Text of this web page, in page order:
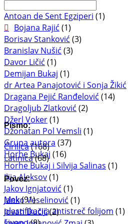
Antoan de Sent Egziperi (1)
Bojana Rajić (1)
Borisav Stanković (3)
Branislav Nušić (3)
Davor Ličić (1)
Demijan Bukaj (1)
dr Artea Panajotović i Sonja Žikić
Dragana Pejić Ranđelović (14)
Dragoljub Zlatković (2)
Džerl Voker(1)
Džonatan Pol Vemsli (1)
Grupa autora (37)
Horhe Bukaj (16)
Horhe Bukaj i Silvija Salinas (1)
Ilija Aleksov(1)
Jakov Ignjatović (1)
Janko Veselinović (1)
Jovan Dučić(2)
Pismo:
Ćirilica(168)
Latinica(68)
Povez:
Mek(91)
plastifikacija antistreč folijom (1)